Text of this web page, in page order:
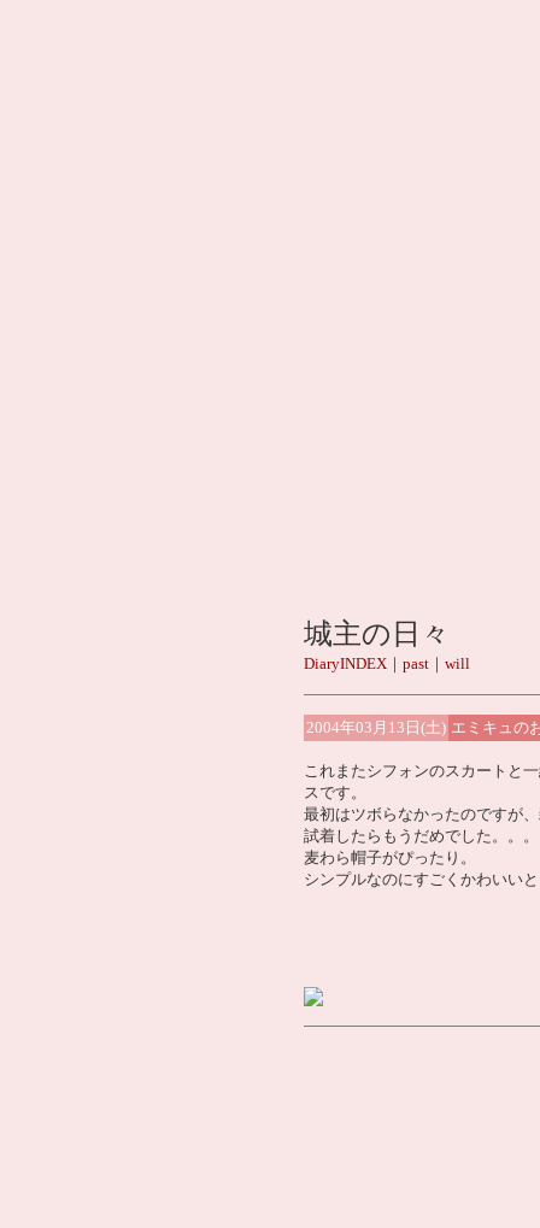
城主の日々
DiaryINDEX ｜ past ｜ will
2004年03月13日(土) エミキュの
これまたシフォンのスカートと
スです。
最初はツボらなかったのですが
試着したらもうだめでした。。。
麦わら帽子がぴったり。
シンプルなのにすごくかわいい